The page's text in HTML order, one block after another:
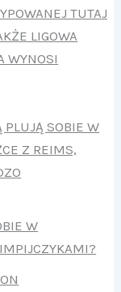
TUTAJ
LIGOWA
WYNOSI
PLUJĄ SOBIE W
Z REIMS,
W